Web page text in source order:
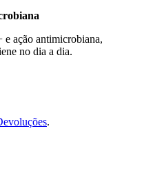
ação antimicrobiana,
no dia a dia.
.